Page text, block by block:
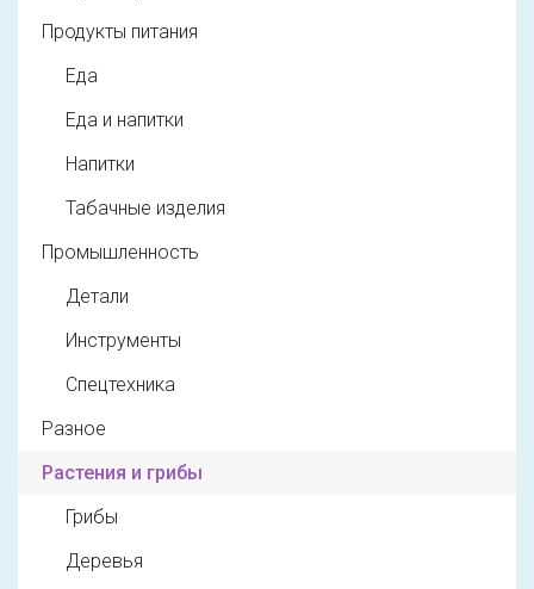
Продукты питания
Еда
Еда и напитки
Напитки
Табачные изделия
Промышленность
Детали
Инструменты
Спецтехника
Разное
Растения и грибы
Грибы
Деревья